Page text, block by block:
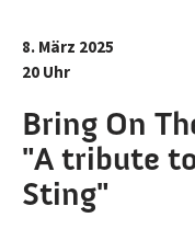
8. März 2025
20 Uhr
Bring On
"A tribute
Sting"